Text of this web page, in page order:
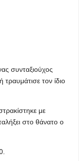
συνταξιούχος
τον ίδιο
με
στο θάνατο ο